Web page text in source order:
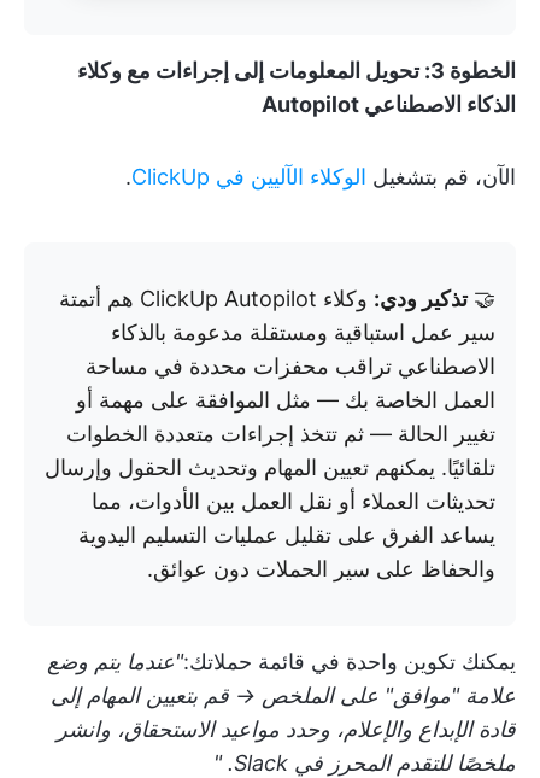
الخطوة 3: تحويل المعلومات إلى إجراءات مع وكلاء
الذكاء الاصطناعي Autopilot
الآن، قم بتشغيل الوكلاء الآليين في ClickUp .
🤝تذكير ودي:
وكلاء ClickUp Autopilot هم أتمتة
سير عمل استباقية ومستقلة مدعومة بالذكاء
الاصطناعي تراقب محفزات محددة في مساحة
العمل الخاصة بك — مثل الموافقة على مهمة أو
تغيير الحالة — ثم تتخذ إجراءات متعددة الخطوات
تلقائيًا. يمكنهم تعيين المهام وتحديث الحقول وإرسال
تحديثات العملاء أو نقل العمل بين الأدوات، مما
يساعد الفرق على تقليل عمليات التسليم اليدوية
والحفاظ على سير الحملات دون عوائق.
يمكنك تكوين واحدة في قائمة حملاتك:"عندما يتم وضع
علامة "موافق" على الملخص → قم بتعيين المهام إلى
قادة الإبداع والإعلام، وحدد مواعيد الاستحقاق، وانشر
ملخصًا للتقدم المحرز في Slack. "